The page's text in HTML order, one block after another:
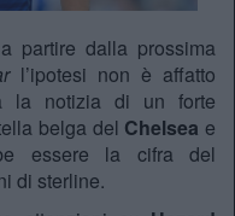
a partire dalla prossima
l’ipotesi non è affatto
la notizia di un forte
belga del Chelsea e
essere la cifra del
di sterline.